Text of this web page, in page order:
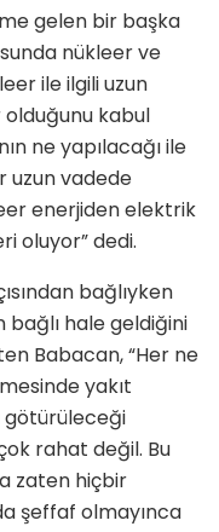
gelen bir başka
nükleer ve
ile ilgili uzun
kabul
ne yapılacağı ile
uzun vadede
enerjiden elektrik
oluyor” dedi.
bağlıyken
bağlı hale geldiğini
Babacan, “Her ne
yakıt
götürüleceği
rahat değil. Bu
zaten hiçbir
şeffaf olmayınca